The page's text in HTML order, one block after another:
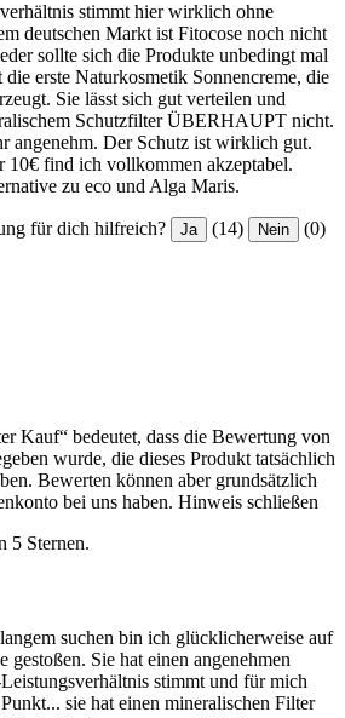
stimmt hier wirklich ohne
deutschen Markt ist Fitocose noch nicht
sollte sich die Produkte unbedingt mal
die erste Naturkosmetik Sonnencreme, die
Sie lässt sich gut verteilen und
Schutzfilter ÜBERHAUPT nicht.
angenehm. Der Schutz ist wirklich gut.
10€ find ich vollkommen akzeptabel.
zu eco und Alga Maris.
für dich hilfreich? Ja (14) Nein (0)
Kauf“ bedeutet, dass die Bewertung von
wurde, die dieses Produkt tatsächlich
Bewerten können aber grundsätzlich
bei uns haben. Hinweis schließen
5 Sternen.
suchen bin ich glücklicherweise auf
gestoßen. Sie hat einen angenehmen
stimmt und für mich
sie hat einen mineralischen Filter